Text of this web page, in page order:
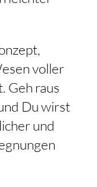
voller
Geh raus
Du wirst
und